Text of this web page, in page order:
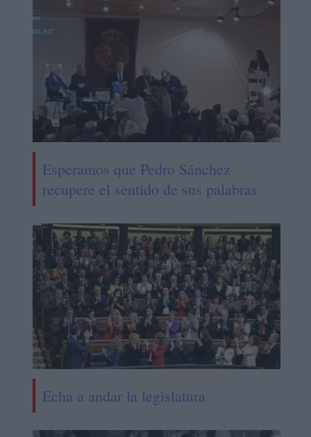
Esperamos que Pedro Sánchez
recupere el sentido de sus palabras
Echa a andar la legislatura